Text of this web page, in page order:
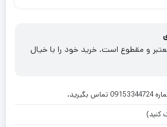
و مقطوع است. خرید خود را با خیال
بگیرید.
کنید)